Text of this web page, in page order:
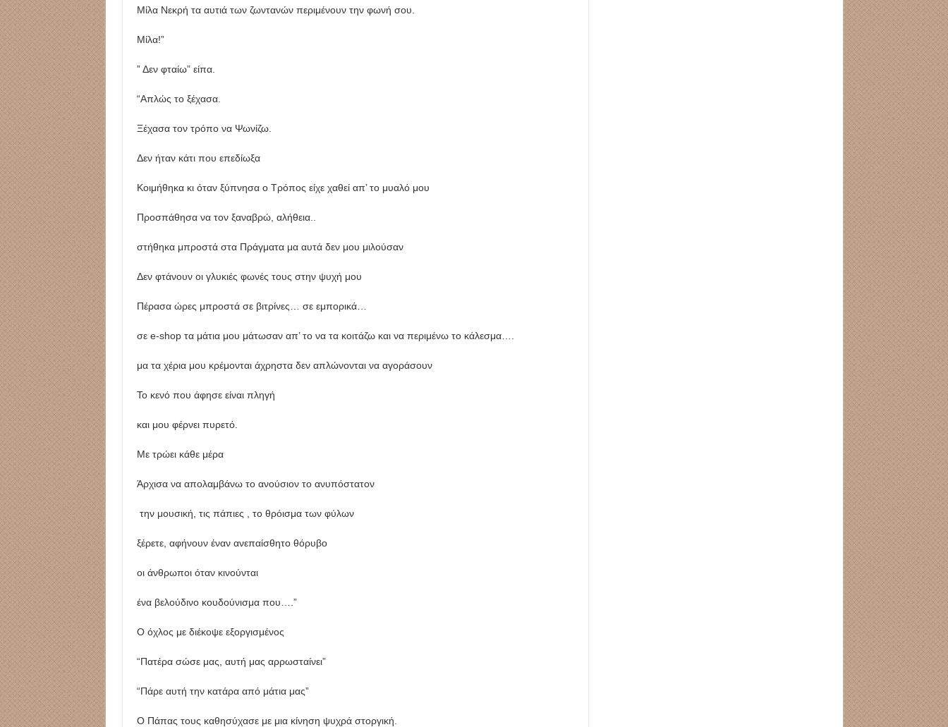
Μίλα Νεκρή τα αυτιά των ζωντανών περιμένουν την φωνή σου.
Μίλα!”
” Δεν φταίω” είπα.
“Απλώς το ξέχασα.
Ξέχασα τον τρόπο να Ψωνίζω.
Δεν ήταν κάτι που επεδίωξα
Κοιμήθηκα κι όταν ξύπνησα ο Τρόπος είχε χαθεί απ’ το μυαλό μου
Προσπάθησα να τον ξαναβρώ, αλήθεια..
στήθηκα μπροστά στα Πράγματα μα αυτά δεν μου μιλούσαν
Δεν φτάνουν οι γλυκιές φωνές τους στην ψυχή μου
Πέρασα ώρες μπροστά σε βιτρίνες… σε εμπορικά…
σε e-shop τα μάτια μου μάτωσαν απ’ το να τα κοιτάζω και να περιμένω το κάλεσμα….
μα τα χέρια μου κρέμονται άχρηστα δεν απλώνονται να αγοράσουν
Το κενό που άφησε είναι πληγή
και μου φέρνει πυρετό.
Με τρώει κάθε μέρα
Άρχισα να απολαμβάνω το ανούσιον το ανυπόστατον
την μουσική, τις πάπιες , το θρόισμα των φύλων
ξέρετε, αφήνουν έναν ανεπαίσθητο θόρυβο
οι άνθρωποι όταν κινούνται
ένα βελούδινο κουδούνισμα που….”
Ο όχλος με διέκοψε εξοργισμένος
“Πατέρα σώσε μας, αυτή μας αρρωσταίνει”
“Πάρε αυτή την κατάρα από μάτια μας”
Ο Πάπας τους καθησύχασε με μια κίνηση ψυχρά στοργική.